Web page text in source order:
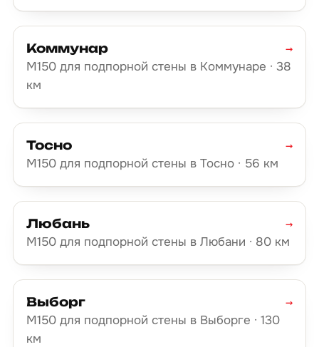
Коммунар
М150 для подпорной стены в Коммунаре · 38
км
→
Тосно
М150 для подпорной стены в Тосно · 56 км
→
Любань
М150 для подпорной стены в Любани · 80 км
→
Выборг
М150 для подпорной стены в Выборге · 130
км
→